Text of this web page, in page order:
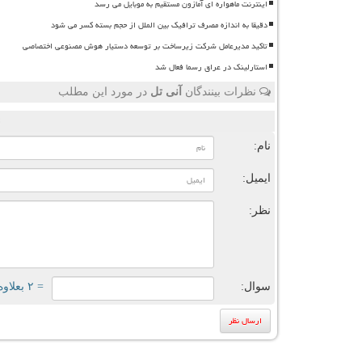
اینترنت ماهواره ای آمازون مستقیم به موبایل می رسد
دقیقا به اندازه مصرف ترافیک بین الملل از حجم بسته کسر می شود
تاکید مدیرعامل شرکت زیرساخت بر توسعه دستیار هوش مصنوعی اختصاصی
استارلینک در عراق رسما فعال شد
نظرات بینندگان آنی تل در مورد این مطلب
نام:
ایمیل:
نظر:
سوال: = ۲ بعلاوه ۱